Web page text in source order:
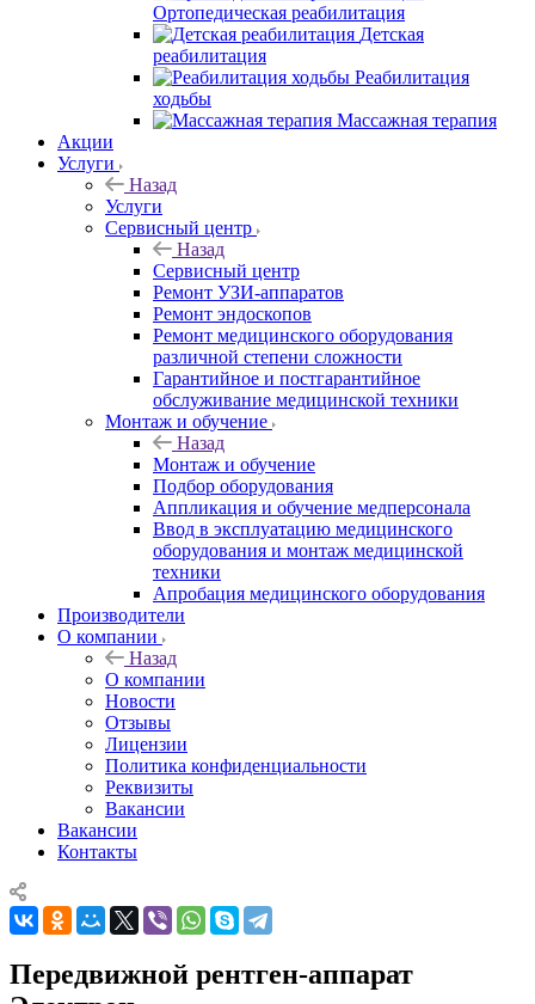
Ортопедическая реабилитация
Детская
реабилитация
Реабилитация
ходьбы
Массажная терапия
Акции
Услуги
Назад
Услуги
Сервисный центр
Назад
Сервисный центр
Ремонт УЗИ-аппаратов
Ремонт эндоскопов
Ремонт медицинского оборудования
различной степени сложности
Гарантийное и постгарантийное
обслуживание медицинской техники
Монтаж и обучение
Назад
Монтаж и обучение
Подбор оборудования
Аппликация и обучение медперсонала
Ввод в эксплуатацию медицинского
оборудования и монтаж медицинской
техники
Апробация медицинского оборудования
Производители
О компании
Назад
О компании
Новости
Отзывы
Лицензии
Политика конфиденциальности
Реквизиты
Вакансии
Вакансии
Контакты
Передвижной рентген-аппарат